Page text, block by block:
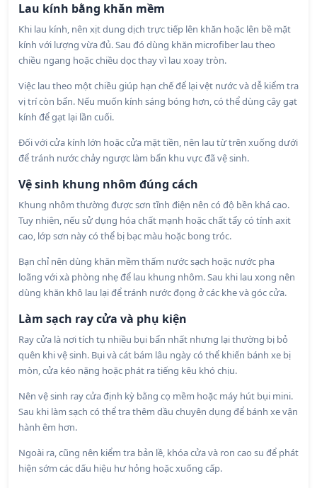
Lau kính bằng khăn mềm
Khi lau kính, nên xịt dung dịch trực tiếp lên khăn hoặc lên bề mặt
kính với lượng vừa đủ. Sau đó dùng khăn microfiber lau theo
chiều ngang hoặc chiều dọc thay vì lau xoay tròn.
Việc lau theo một chiều giúp hạn chế để lại vệt nước và dễ kiểm tra
vị trí còn bẩn. Nếu muốn kính sáng bóng hơn, có thể dùng cây gạt
kính để gạt lại lần cuối.
Đối với cửa kính lớn hoặc cửa mặt tiền, nên lau từ trên xuống dưới
để tránh nước chảy ngược làm bẩn khu vực đã vệ sinh.
Vệ sinh khung nhôm đúng cách
Khung nhôm thường được sơn tĩnh điện nên có độ bền khá cao.
Tuy nhiên, nếu sử dụng hóa chất mạnh hoặc chất tẩy có tính axit
cao, lớp sơn này có thể bị bạc màu hoặc bong tróc.
Bạn chỉ nên dùng khăn mềm thấm nước sạch hoặc nước pha
loãng với xà phòng nhẹ để lau khung nhôm. Sau khi lau xong nên
dùng khăn khô lau lại để tránh nước đọng ở các khe và góc cửa.
Làm sạch ray cửa và phụ kiện
Ray cửa là nơi tích tụ nhiều bụi bẩn nhất nhưng lại thường bị bỏ
quên khi vệ sinh. Bụi và cát bám lâu ngày có thể khiến bánh xe bị
mòn, cửa kéo nặng hoặc phát ra tiếng kêu khó chịu.
Nên vệ sinh ray cửa định kỳ bằng cọ mềm hoặc máy hút bụi mini.
Sau khi làm sạch có thể tra thêm dầu chuyên dụng để bánh xe vận
hành êm hơn.
Ngoài ra, cũng nên kiểm tra bản lề, khóa cửa và ron cao su để phát
hiện sớm các dấu hiệu hư hỏng hoặc xuống cấp.